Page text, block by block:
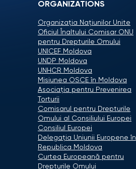
ORGANIZATIONS
Organizaţia Naţiunilor Unite
Oficiul Înaltului Comisar ONU
pentru Drepturile Omului
UNICEF Moldova
UNDP Moldova
UNHCR Moldova
Misiunea OSCE în Moldova
Asociaţia pentru Prevenirea
Torturii
Comisarul pentru Drepturile
Omului al Consiliului Europei
Consiliul Europei
Delegaţia Uniunii Europene în
Republica Moldova
Curtea Europeană pentru
Drepturile Omului